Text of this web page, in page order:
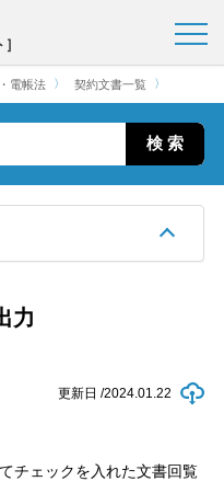
電帳法 〉 契約文書一覧 〉
力
更新日 /2024.01.22
チェックを入れた文書回覧